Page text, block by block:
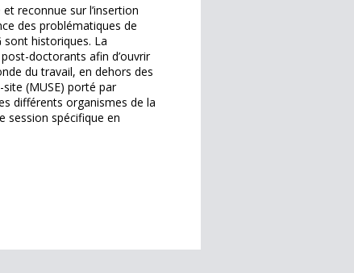
reconnue sur l’insertion
des problématiques de
sont historiques. La
doctorants afin d’ouvrir
du travail, en dehors des
site (MUSE) porté par
différents organismes de la
session spécifique en